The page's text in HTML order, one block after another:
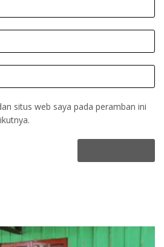
situs web saya pada peramban ini